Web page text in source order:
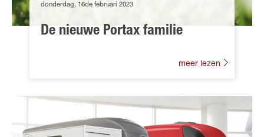
donderdag, 16de februari 2023
De nieuwe Portax familie
meer lezen